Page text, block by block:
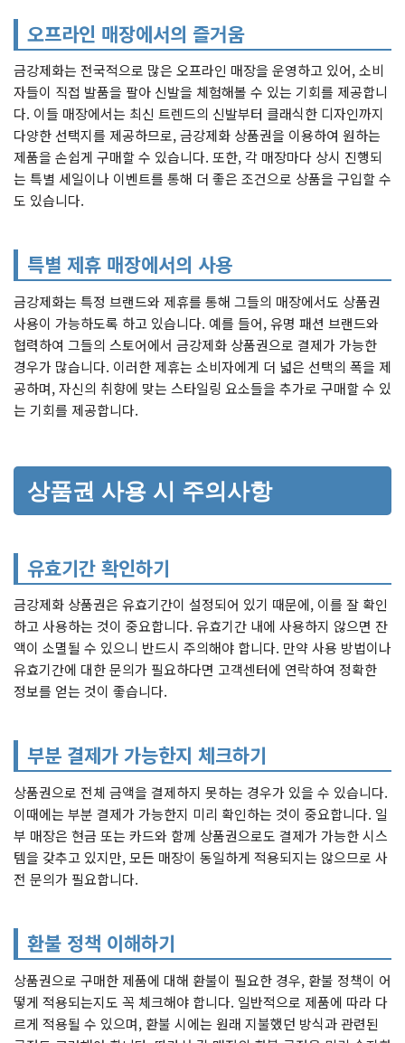
오프라인 매장에서의 즐거움
금강제화는 전국적으로 많은 오프라인 매장을 운영하고 있어, 소비
자들이 직접 발품을 팔아 신발을 체험해볼 수 있는 기회를 제공합니
다. 이들 매장에서는 최신 트렌드의 신발부터 클래식한 디자인까지
다양한 선택지를 제공하므로, 금강제화 상품권을 이용하여 원하는
제품을 손쉽게 구매할 수 있습니다. 또한, 각 매장마다 상시 진행되
는 특별 세일이나 이벤트를 통해 더 좋은 조건으로 상품을 구입할 수
도 있습니다.
특별 제휴 매장에서의 사용
금강제화는 특정 브랜드와 제휴를 통해 그들의 매장에서도 상품권
사용이 가능하도록 하고 있습니다. 예를 들어, 유명 패션 브랜드와
협력하여 그들의 스토어에서 금강제화 상품권으로 결제가 가능한
경우가 많습니다. 이러한 제휴는 소비자에게 더 넓은 선택의 폭을 제
공하며, 자신의 취향에 맞는 스타일링 요소들을 추가로 구매할 수 있
는 기회를 제공합니다.
상품권 사용 시 주의사항
유효기간 확인하기
금강제화 상품권은 유효기간이 설정되어 있기 때문에, 이를 잘 확인
하고 사용하는 것이 중요합니다. 유효기간 내에 사용하지 않으면 잔
액이 소멸될 수 있으니 반드시 주의해야 합니다. 만약 사용 방법이나
유효기간에 대한 문의가 필요하다면 고객센터에 연락하여 정확한
정보를 얻는 것이 좋습니다.
부분 결제가 가능한지 체크하기
상품권으로 전체 금액을 결제하지 못하는 경우가 있을 수 있습니다.
이때에는 부분 결제가 가능한지 미리 확인하는 것이 중요합니다. 일
부 매장은 현금 또는 카드와 함께 상품권으로도 결제가 가능한 시스
템을 갖추고 있지만, 모든 매장이 동일하게 적용되지는 않으므로 사
전 문의가 필요합니다.
환불 정책 이해하기
상품권으로 구매한 제품에 대해 환불이 필요한 경우, 환불 정책이 어
떻게 적용되는지도 꼭 체크해야 합니다. 일반적으로 제품에 따라 다
르게 적용될 수 있으며, 환불 시에는 원래 지불했던 방식과 관련된